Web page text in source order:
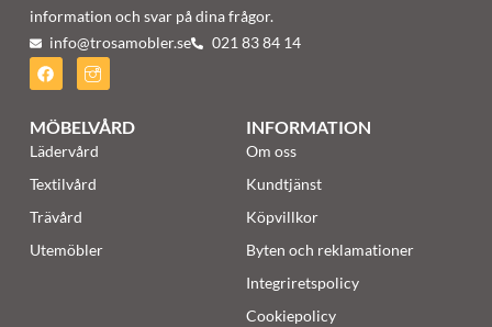
information och svar på dina frågor.
info@trosamobler.se 021 83 84 14
MÖBELVÅRD
Lädervård
Textilvård
Trävård
Utemöbler
INFORMATION
Om oss
Kundtjänst
Köpvillkor
Byten och reklamationer
Integriretspolicy
Cookiepolicy